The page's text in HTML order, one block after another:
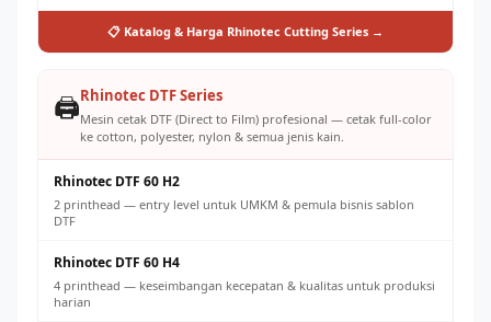
📋 Katalog & Harga Rhinotec Cutting Series →
🖨️Rhinotec DTF Series
Mesin cetak DTF (Direct to Film) profesional — cetak full-color
ke cotton, polyester, nylon & semua jenis kain.
Rhinotec DTF 60 H2
2 printhead — entry level untuk UMKM & pemula bisnis sablon
DTF
Rhinotec DTF 60 H4
4 printhead — keseimbangan kecepatan & kualitas untuk produksi
harian